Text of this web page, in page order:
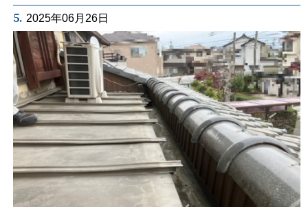
5. 2025年06月26日